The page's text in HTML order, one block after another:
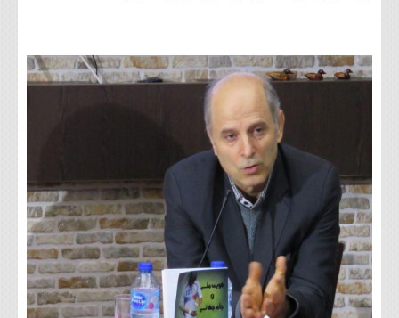
اقتصادی